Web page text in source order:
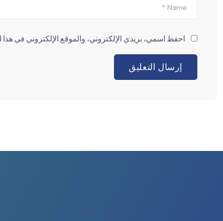
احفظ اسمي، بريدي الإلكتروني، والموقع الإلكتروني في